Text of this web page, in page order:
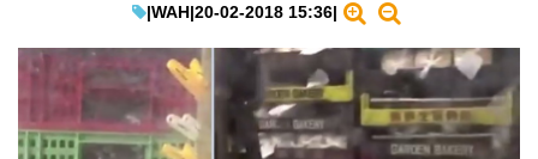
|WAH|20-02-2018 15:36|